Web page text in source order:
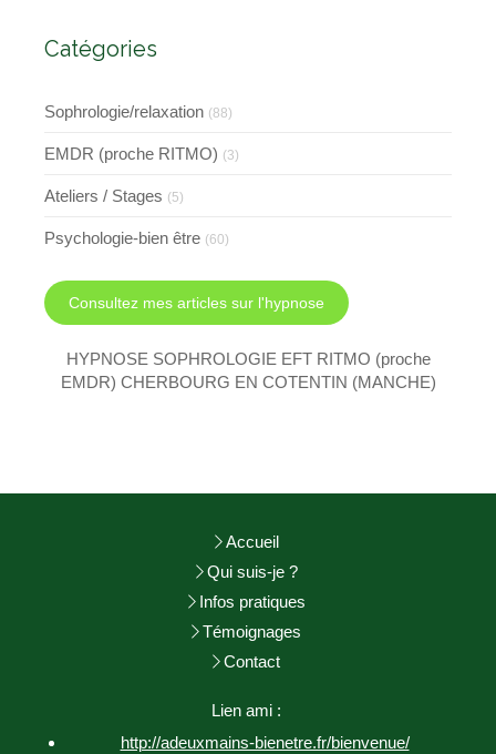
Catégories
Sophrologie/relaxation (88)
EMDR (proche RITMO) (3)
Ateliers / Stages (5)
Psychologie-bien être (60)
Consultez mes articles sur l'hypnose
HYPNOSE SOPHROLOGIE EFT RITMO (proche
EMDR) CHERBOURG EN COTENTIN (MANCHE)
Accueil
Qui suis-je ?
Infos pratiques
Témoignages
Contact
Lien ami :
http://adeuxmains-bienetre.fr/bienvenue/